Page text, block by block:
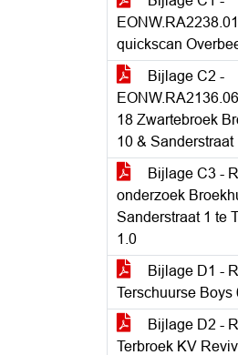
quickscan
Bijlage C2 -
18 Zwartebroek
10 & Sanderstraat
Bijlage C3 -
onderzoek
Sanderstraat 1 te
1.0
Bijlage D1 -
Terschuurse Boys
Bijlage D2 -
Terbroek KV